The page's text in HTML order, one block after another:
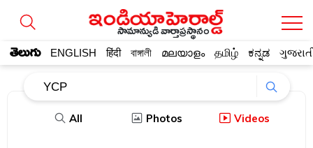
సామాన్యుడి వార్తాప్రస్థానం
తెలుగు ENGLISH हिंदी বাঙ্গালী മലയാളം தமிழ் ಕನ್ನಡ
All Photos Videos